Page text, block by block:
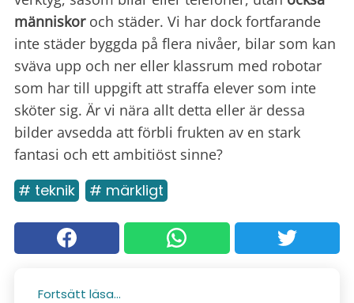
människoroch städer. Vi har dock fortfarande
inte städer byggda på flera nivåer, bilar som kan
sväva upp och ner eller klassrum med robotar
som har till uppgift att straffa elever som inte
sköter sig. Är vi nära allt detta eller är dessa
bilder avsedda att förbli frukten av en stark
fantasi och ett ambitiöst sinne?
# teknik # märkligt
Fortsätt läsa...